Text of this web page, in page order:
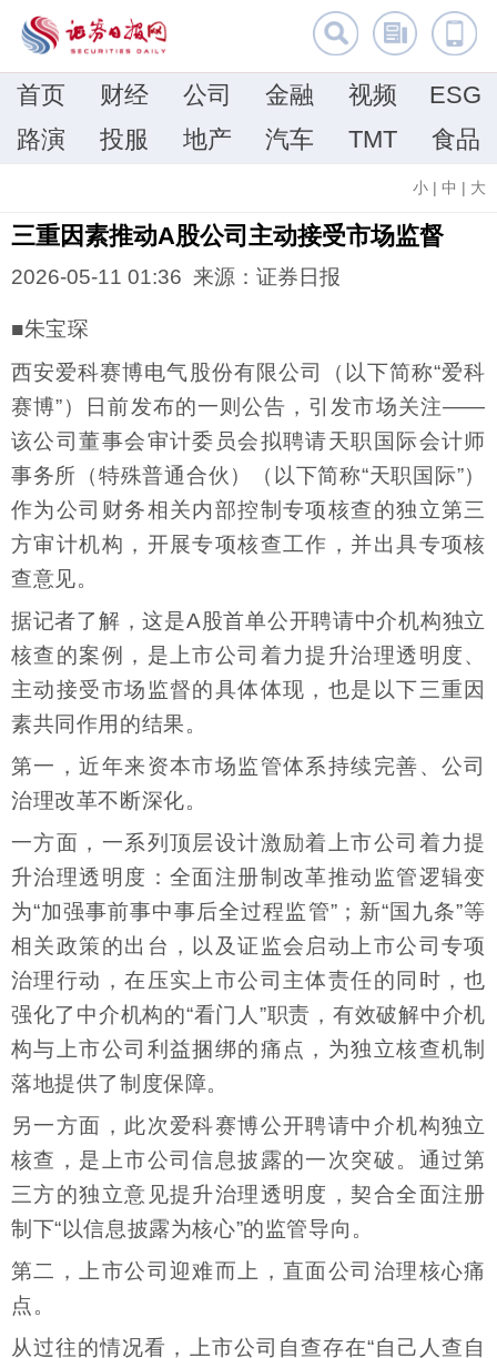
首页 财经 公司 金融 视频
ESG
路演
投服 地产 汽车 TMT 食品
小 | 中 | 大
三重因素推动A股公司主动接受市场监督
2026-05-11 01:36 来源：证券日报
■朱宝琛
西安爱科赛博电气股份有限公司（以下简称“爱科
赛博”）日前发布的一则公告，引发市场关注——
该公司董事会审计委员会拟聘请天职国际会计师
事务所（特殊普通合伙）（以下简称“天职国际”）
作为公司财务相关内部控制专项核查的独立第三
方审计机构，开展专项核查工作，并出具专项核
查意见。
据记者了解，这是A股首单公开聘请中介机构独立
核查的案例，是上市公司着力提升治理透明度、
主动接受市场监督的具体体现，也是以下三重因
素共同作用的结果。
第一，近年来资本市场监管体系持续完善、公司
治理改革不断深化。
一方面，一系列顶层设计激励着上市公司着力提
升治理透明度：全面注册制改革推动监管逻辑变
为“加强事前事中事后全过程监管”；新“国九条”等
相关政策的出台，以及证监会启动上市公司专项
治理行动，在压实上市公司主体责任的同时，也
强化了中介机构的“看门人”职责，有效破解中介机
构与上市公司利益捆绑的痛点，为独立核查机制
落地提供了制度保障。
另一方面，此次爱科赛博公开聘请中介机构独立
核查，是上市公司信息披露的一次突破。通过第
三方的独立意见提升治理透明度，契合全面注册
制下“以信息披露为核心”的监管导向。
第二，上市公司迎难而上，直面公司治理核心痛
点。
从过往的情况看，上市公司自查存在“自己人查自